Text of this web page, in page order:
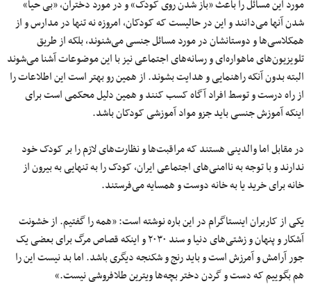
مورد این مسائل را باعث «باز شدن روی کودک» و در مورد دختران، «بی حیا»
شدن آنها می‌دانند و این در حالیست که کودکان، امروزه نه تنها در مدارس و از
همکلاسی‌ها و دوستانشان در مورد مسائل جنسی می‌شنوند، بلکه از طریق
تلویزیون‌های ماهواره‌ای و رسانه‌های اجتماعی نیز با این موضوعات آشنا می‌شوند
البته بدون آنکه راهنمایی و هدایت بشوند. از همین رو بهتر است این اطلاعات را
از راه درست و توسط افراد آگاه کسب کنند و همین دلیل محکمی است برای
اینکه آموزش جنسی باید جزو مواد آموزشی کودکان باشد.
در مقابل اما والدینی هستند که مراقبت‌ها و نظارت‌های لازم را بر کودک خود
ندارند و با توجه به ناامنی‌های اجتماعی ایران، کودک را به تنهایی به بیرون از
خانه برای خرید یا به خانه دوست و همسایه می‌فرستند.
یکی از کاربران اینستاگرام در این باره نوشته است: «همه را گفتیم. از خشونت
آشکار و پنهان و زشتی‌های دنیا و سند ۲۰۳۰ و اینکه قصاص مرگ برای بعضی یک
جور آرامش و آمرزش است و باید رنج و شکنجه دیگری باشد. اما بد نیست این را
هم بگوییم که دست و گردن دختر بچه‌ها ویترین طلافروشی نیست.»